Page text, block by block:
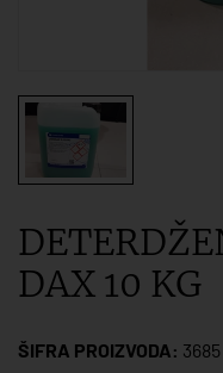
DAX 10 KG
ŠIFRA PROIZVODA: 3685